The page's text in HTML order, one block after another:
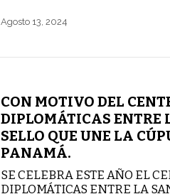
Agosto 13, 2024
CON MOTIVO DEL
DIPLOMÁTICAS ENTRE
SELLO QUE UNE LA
PANAMÁ.
SE CELEBRA ESTE AÑO EL
DIPLOMÁTICAS ENTRE LA